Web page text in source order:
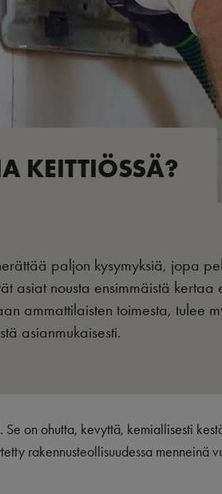
KEITTIÖSSÄ?
paljon kysymyksiä, jopa
asiat nousta ensimmäistä kertaa
ammattilaisten toimesta, tulee
asianmukaisesti.
on ohutta, kevyttä, kemiallisesti
rakennusteollisuudessa menneinä